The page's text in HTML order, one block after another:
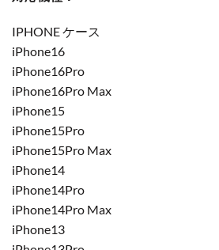
IPHONE ケース
iPhone16
iPhone16Pro
iPhone16Pro Max
iPhone15
iPhone15Pro
iPhone15Pro Max
iPhone14
iPhone14Pro
iPhone14Pro Max
iPhone13